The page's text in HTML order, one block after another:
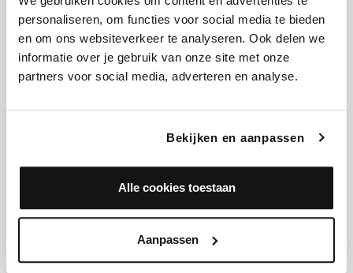
personaliseren, om functies voor social media te bieden
en om ons websiteverkeer te analyseren. Ook delen we
informatie over je gebruik van onze site met onze
partners voor social media, adverteren en analyse.
Bekijken en aanpassen
Alle cookies toestaan
Aanpassen